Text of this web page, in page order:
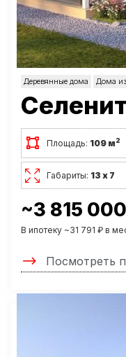
Деревянные дома Дома
Площадь: 109 м2
Габариты: 13 х 7
~3 815
В ипотеку ~31 791 ₽ в
Посмотреть